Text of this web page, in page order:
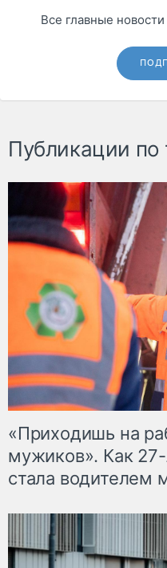
Все главные
Публикации по
«Приходишь на
мужиков». Как
стала водителем